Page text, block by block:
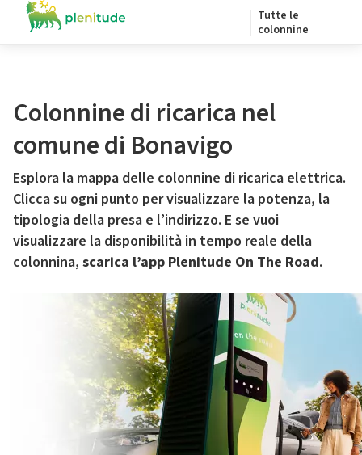
Tutte le
colonnine
Colonnine di ricarica nel
comune di Bonavigo
Esplora la mappa delle colonnine di ricarica elettrica.
Clicca su ogni punto per visualizzare la potenza, la
tipologia della presa e l’indirizzo. E se vuoi
visualizzare la disponibilità in tempo reale della
colonnina, scarica l’app Plenitude On The Road.